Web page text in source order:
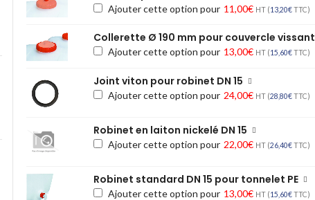
Ajouter cette option pour 11,00€ HT (13,20€TTC)
Collerette Ø 190 mm pour couvercle vissant
Ajouter cette option pour 13,00€ HT (15,60€TTC)
Joint viton pour robinet DN 15
Ajouter cette option pour 24,00€ HT (28,80€TTC)
Robinet en laiton nickelé DN 15
Ajouter cette option pour 22,00€ HT (26,40€TTC)
Robinet standard DN 15 pour tonnelet PE
Ajouter cette option pour 13,00€ HT (15,60€TTC)